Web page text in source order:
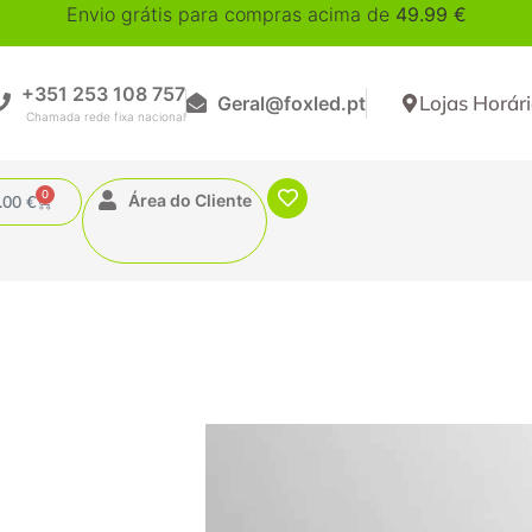
Envio grátis para compras acima de 49.99 €
+351 253 108 757 Geral@foxled.pt Lojas
€ 0 Área do Cliente